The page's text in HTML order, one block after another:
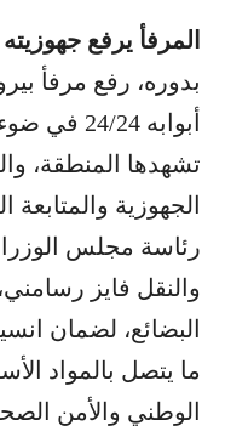
المرفأ يرفع جهوزيته
بدوره، رفع مرفأ
أبوابه
تشهدها المنطقة،
الجهوزية
رئاسة مجلس
والنقل فايز
البضائع، لضمان
ما يتصل بالمواد
الوطني والأمن